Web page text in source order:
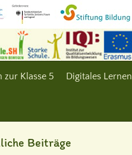
Klasse 5 Digitales Lernen
Beiträge